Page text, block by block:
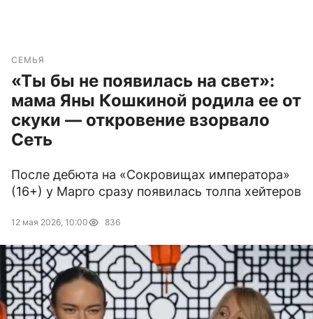
СЕМЬЯ
«Ты бы не появилась на свет»:
мама Яны Кошкиной родила ее от
скуки — откровение взорвало
Сеть
После дебюта на «Сокровищах императора»
(16+) у Марго сразу появилась толпа хейтеров
12 мая 2026, 10:00 836